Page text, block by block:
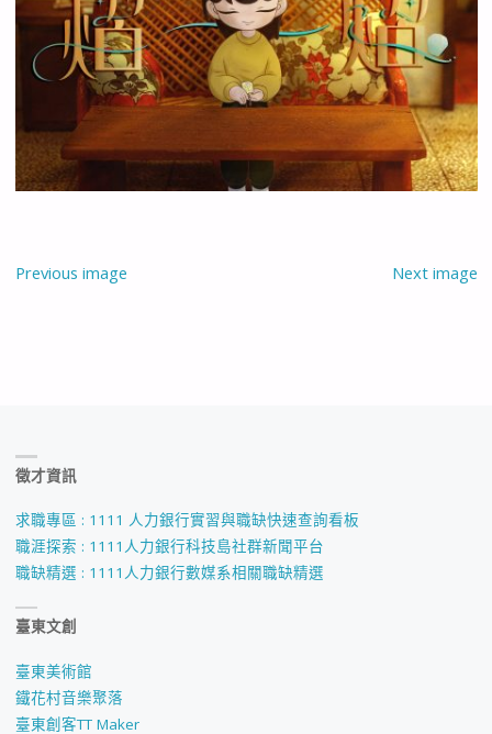
Previous image Next image
徵才資訊
求職專區 : 1111 人力銀行實習與職缺快速查詢看板
職涯探索 : 1111人力銀行科技島社群新聞平台
職缺精選 : 1111人力銀行數媒系相關職缺精選
臺東文創
臺東美術館
鐵花村音樂聚落
臺東創客TT Maker